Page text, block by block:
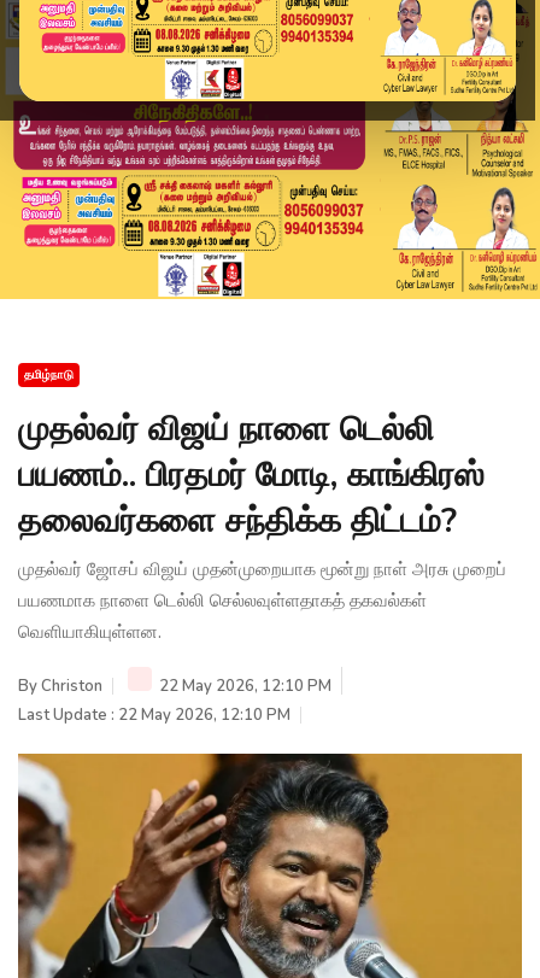
தமிழ்நாடு
முதல்வர் விஜய் நாளை டெல்லி
பயணம்.. பிரதமர் மோடி, காங்கிரஸ்
தலைவர்களை சந்திக்க திட்டம்?
முதல்வர் ஜோசப் விஜய் முதன்முறையாக மூன்று நாள் அரசு முறைப்
பயணமாக நாளை டெல்லி செல்லவுள்ளதாகத் தகவல்கள்
வெளியாகியுள்ளன.
ByChriston
22 May 2026, 12:10 PM
Last Update : 22 May 2026, 12:10 PM